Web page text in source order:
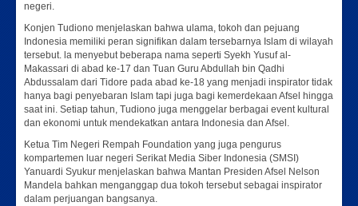
negeri.
Konjen Tudiono menjelaskan bahwa ulama, tokoh dan pejuang
Indonesia memiliki peran signifikan dalam tersebarnya Islam di wilayah
tersebut. la menyebut beberapa nama seperti Syekh Yusuf al-
Makassari di abad ke-17 dan Tuan Guru Abdullah bin Qadhi
Abdussalam dari Tidore pada abad ke-18 yang menjadi inspirator tidak
hanya bagi penyebaran Islam tapi juga bagi kemerdekaan Afsel hingga
saat ini. Setiap tahun, Tudiono juga menggelar berbagai event kultural
dan ekonomi untuk mendekatkan antara Indonesia dan Afsel.
Ketua Tim Negeri Rempah Foundation yang juga pengurus
kompartemen luar negeri Serikat Media Siber Indonesia (SMSI)
Yanuardi Syukur menjelaskan bahwa Mantan Presiden Afsel Nelson
Mandela bahkan menganggap dua tokoh tersebut sebagai inspirator
dalam perjuangan bangsanya.